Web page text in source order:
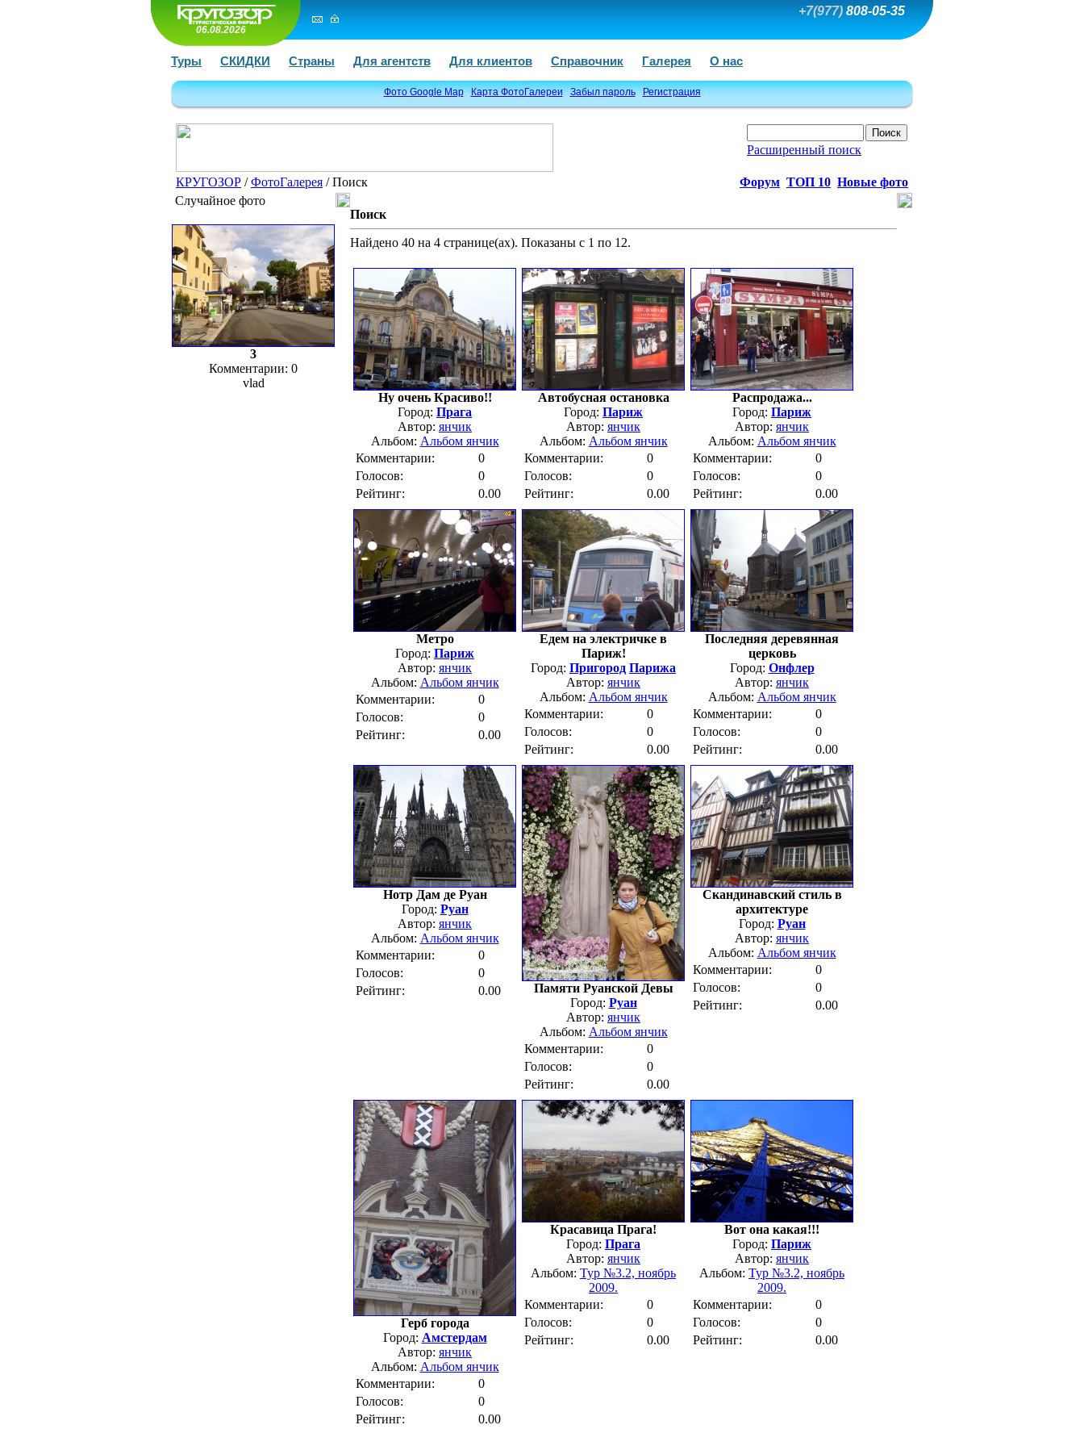
06.08.2026
+7(977) 808-05-35
Туры СКИДКИ Страны Для агентств Для клиентов Справочник Галерея О нас
Фото Google Map Карта ФотоГалереи Забыл пароль Регистрация
Расширенный поиск
КРУГОЗОР /ФотоГалерея / Поиск Форум ТОП 10 Новые фото
Случайное фото
3
Комментарии: 0
vlad
Поиск
Найдено 40 на 4 странице(ах). Показаны с 1 по 12.
Ну очень Красиво!!
Город: Прага
Автор: янчик
Альбом: Альбом янчик
Комментарии:
0
Голосов:
0
Рейтинг:
0.00
Автобусная остановка
Город: Париж
Автор: янчик
Альбом: Альбом янчик
Комментарии:
0
Голосов:
0
Рейтинг:
0.00
Распродажа...
Город: Париж
Автор: янчик
Альбом: Альбом янчик
Комментарии:
0
Голосов:
0
Рейтинг:
0.00
Метро
Город: Париж
Автор: янчик
Альбом: Альбом янчик
Комментарии:
0
Голосов:
0
Рейтинг:
0.00
Едем на электричке в
Париж!
Город: Пригород Парижа
Автор: янчик
Альбом: Альбом янчик
Комментарии:
0
Голосов:
0
Рейтинг:
0.00
Последняя деревянная
церковь
Город: Онфлер
Автор: янчик
Альбом: Альбом янчик
Комментарии:
0
Голосов:
0
Рейтинг:
0.00
Нотр Дам де Руан
Город: Руан
Автор: янчик
Альбом: Альбом янчик
Комментарии:
0
Голосов:
0
Рейтинг:
0.00
Памяти Руанской Девы
Город: Руан
Автор: янчик
Альбом: Альбом янчик
Комментарии:
0
Голосов:
0
Рейтинг:
0.00
Скандинавский стиль в
архитектуре
Город: Руан
Автор: янчик
Альбом: Альбом янчик
Комментарии:
0
Голосов:
0
Рейтинг:
0.00
Герб города
Город: Амстердам
Автор: янчик
Альбом: Альбом янчик
Комментарии:
0
Голосов:
0
Рейтинг:
0.00
Красавица Прага!
Город: Прага
Автор: янчик
Альбом: Тур №3.2, ноябрь
2009.
Комментарии:
0
Голосов:
0
Рейтинг:
0.00
Вот она какая!!!
Город: Париж
Автор: янчик
Альбом: Тур №3.2, ноябрь
2009.
Комментарии:
0
Голосов:
0
Рейтинг:
0.00